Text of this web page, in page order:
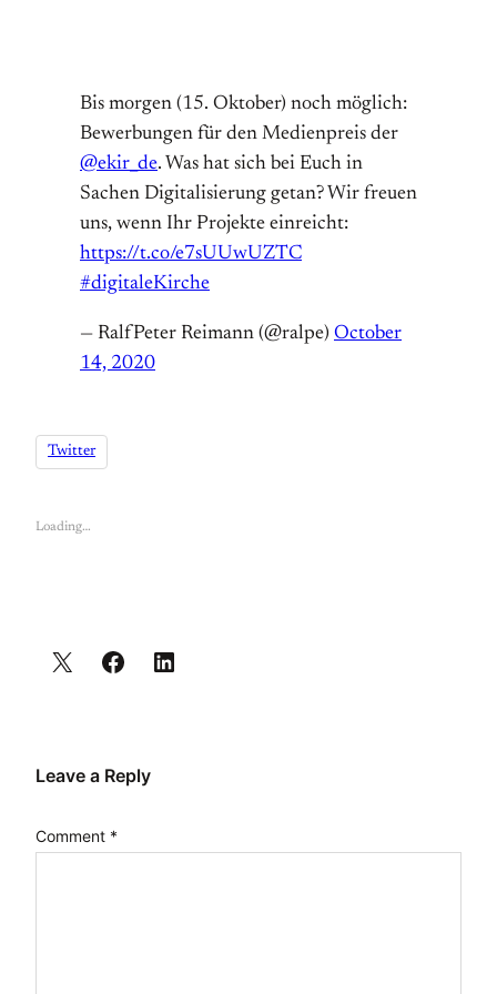
Bis morgen (15. Oktober) noch möglich:
Bewerbungen für den Medienpreis der
@ekir_de. Was hat sich bei Euch in
Sachen Digitalisierung getan? Wir freuen
uns, wenn Ihr Projekte einreicht:
https://t.co/e7sUUwUZTC
#digitaleKirche
— RalfPeter Reimann (@ralpe) October
14, 2020
Twitter
Loading…
Leave a Reply
Comment *